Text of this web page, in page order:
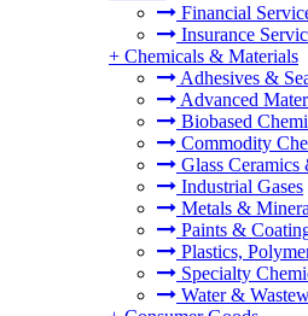
Financial
Insurance
+ Chemicals & Materials
Adhesives &
Advanced
Biobased
Commodity
Glass Ceramics
Industrial Gases
Metals &
Paints &
Plastics,
Specialty
Water &